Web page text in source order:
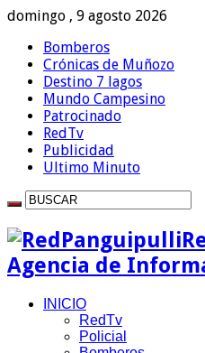
domingo , 9 agosto 2026
Bomberos
Crónicas de Muñozo
Destino 7 lagos
Mundo Campesino
Patrocinado
RedTv
Publicidad
Ultimo Minuto
Agencia de
INICIO
RedTv
Policial